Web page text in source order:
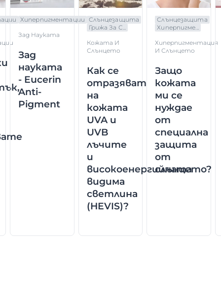
Хиперпигментации
Зад Науката
Зад
науката
- Eucerin
Anti-
Pigment
Слънцезащита
Грижа За С...
Кожата И
Слънцето
Как се
отразяват
на
кожата
UVA и
UVB
лъчите
и
високоенергийната
видима
светлина
(HEVIS)?
Слънцезащита
Хиперпигме...
Хиперпигментация
И Слънцето
Защо
кожата
ми се
нуждае
от
специална
защита
от
слънцето?